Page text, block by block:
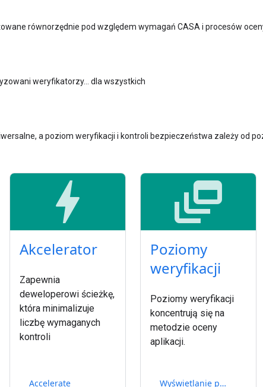
równorzędnie pod względem wymagań CASA i procesów
weryfikatorzy… dla wszystkich
a poziom weryfikacji i kontroli bezpieczeństwa zależy od
bolt
Akcelerator
Zapewnia
deweloperowi ścieżkę,
która minimalizuje
liczbę wymaganych
kontroli
Accelerate
dynamic_feed
Poziomy
weryfikacji
Poziomy weryfikacji
koncentrują się na
metodzie oceny
aplikacji.
Wyświetlanie poziomów weryfikacji